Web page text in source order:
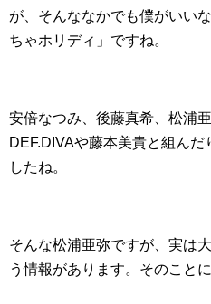
が、そんななかでも僕がいい
ちゃホリディ」ですね。
安倍なつみ、後藤真希、松浦
DEF.DIVAや藤本美貴と組ん
したね。
そんな松浦亜弥ですが、実は
う情報があります。そのこと